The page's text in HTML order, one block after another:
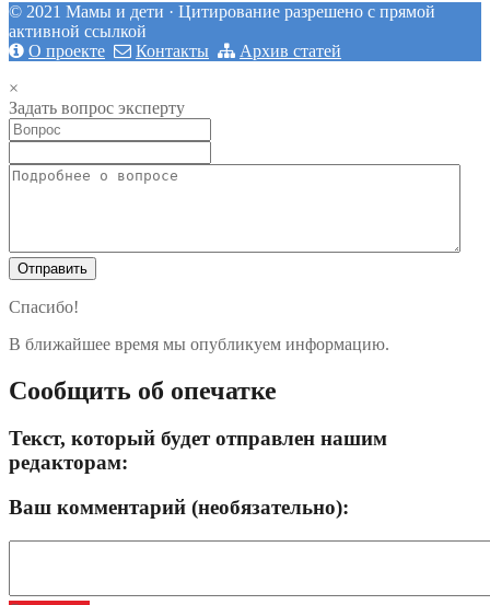
© 2021 Мамы и дети · Цитирование разрешено с прямой
активной ссылкой
О проекте
Контакты
Архив статей
×
Задать вопрос эксперту
Спасибо!
В ближайшее время мы опубликуем информацию.
Сообщить об опечатке
Текст, который будет отправлен нашим
редакторам:
Ваш комментарий (необязательно):